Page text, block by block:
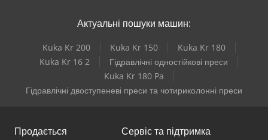
Актуальні пошуки машин:
Kuka Kr 200 Kuka Kr 150
Kuka Kr 180
Kuka Kr 16 2
Гідравлічні одностійкові преси
Kuka Kr 180 Pa
Гідравлічні двоступеневі преси та чотириколонні преси
Продається Сервіс та підтримка